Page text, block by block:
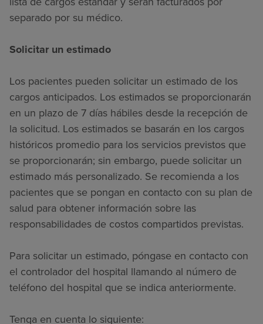
separado por su médico.
Solicitar un estimado
Los pacientes pueden solicitar un estimado de los
cargos anticipados. Los estimados se proporcionarán
en un plazo de 7 días hábiles desde la recepción de
la solicitud. Los estimados se basarán en los cargos
históricos promedio para los servicios previstos que
se proporcionarán; sin embargo, puede solicitar un
estimado más personalizado. Se recomienda a los
pacientes que se pongan en contacto con su plan de
salud para obtener información sobre las
responsabilidades de costos compartidos previstas.
Para solicitar un estimado, póngase en contacto con
el controlador del hospital llamando al número de
teléfono del hospital que se indica anteriormente.
Tenga en cuenta lo siguiente: